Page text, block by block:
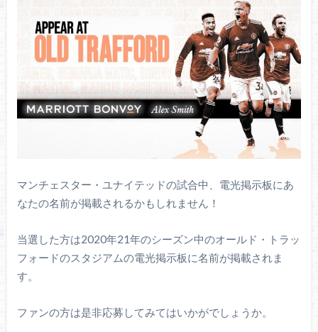
マンチェスター・ユナイテッドの試合中、電光掲示板にあ
なたの名前が掲載されるかもしれません！
当選した方は2020年21年のシーズン中のオールド・トラッ
フォードのスタジアムの電光掲示板に名前が掲載されま
す。
ファンの方は是非応募してみてはいかがでしょうか。